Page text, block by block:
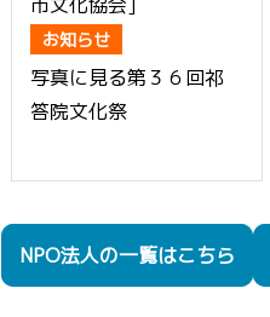
お知らせ
写真に見る第３６回祁
答院文化祭
NPO法人の一覧はこちら